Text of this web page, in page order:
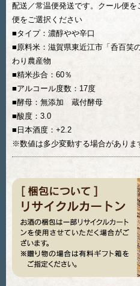
配送／常温便発送です。クール便
便をご選択ください
■タイプ：濃醇やや辛口
■原料米：滋賀県東近江市「呑百
わり農産物
■精米歩合：60％
■アルコール度数：17度
■酵母：無添加 蔵付酵母
■酸度：3.0
■日本酒度：+2.2
※数値は多少変動する場合がありま